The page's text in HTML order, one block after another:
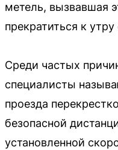
метель, вызвавшая
прекратиться к
Среди частых
специалисты
проезда
безопасной
установленной